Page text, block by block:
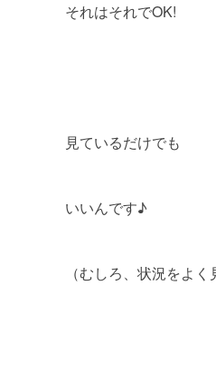
それはそれでOK!
見ているだけでも
いいんです♪
（むしろ、状況をよ